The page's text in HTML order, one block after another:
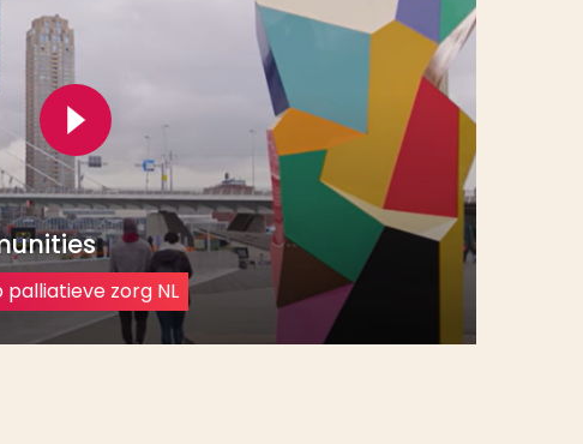
zorg NL